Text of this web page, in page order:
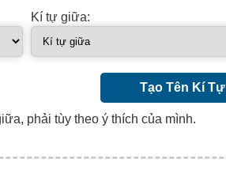
Kí tự giữa:
Tạo Tên Kí Tự
phải tùy theo ý thích của mình.